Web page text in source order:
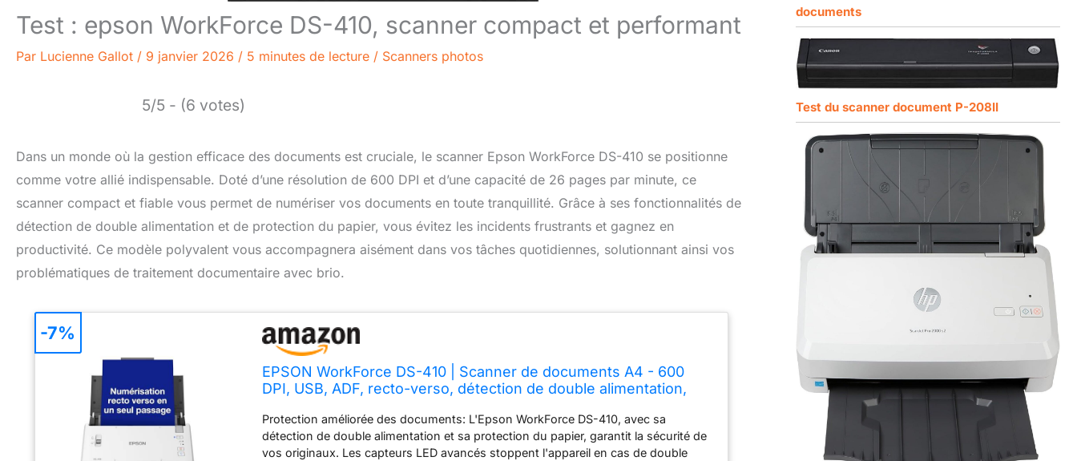
Test : epson WorkForce DS-410, scanner compact et performant
Par Lucienne Gallot / 9 janvier 2026 / 5 minutes de lecture / Scanners photos
5/5 - (6 votes)
Dans un monde où la gestion efficace des documents est cruciale, le scanner Epson WorkForce DS-410 se positionne
comme votre allié indispensable. Doté d’une résolution de 600 DPI et d’une capacité de 26 pages par minute, ce
scanner compact et fiable vous permet de numériser vos documents en toute tranquillité. Grâce à ses fonctionnalités de
détection de double alimentation et de protection du papier, vous évitez les incidents frustrants et gagnez en
productivité. Ce modèle polyvalent vous accompagnera aisément dans vos tâches quotidiennes, solutionnant ainsi vos
problématiques de traitement documentaire avec brio.
EPSON WorkForce DS-410 | Scanner de documents A4 - 600
DPI, USB, ADF, recto-verso, détection de double alimentation,
Protection améliorée des documents: L'Epson WorkForce DS-410, avec sa
détection de double alimentation et sa protection du papier, garantit la sécurité de
vos originaux. Les capteurs LED avancés stoppent l'appareil en cas de double
-7%
documents
Test du scanner document P-208II